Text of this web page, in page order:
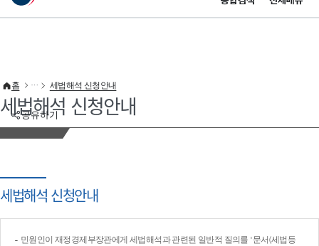
이 누리집은 대한민국 공식 전자정부 누리집입니다.
공유하기
홈 세법해석 신청안내
세법해석 신청안내
세법해석 신청안내
민원인이 재정경제부장관에게 세법해석과 관련된 일반적 질의를 '문서(세법등